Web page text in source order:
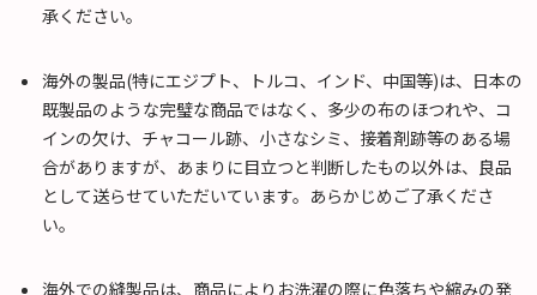
承ください。
海外の製品(特にエジプト、トルコ、インド、中国等)は、日本の
既製品のような完璧な商品ではなく、多少の布のほつれや、コ
インの欠け、チャコール跡、小さなシミ、接着剤跡等のある場
合がありますが、あまりに目立つと判断したもの以外は、良品
として送らせていただいています。あらかじめご了承くださ
い。
海外での縫製品は、商品によりお洗濯の際に色落ちや縮みの発